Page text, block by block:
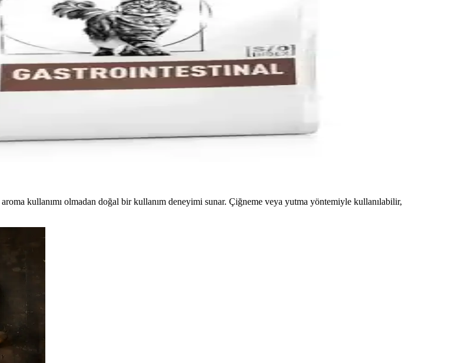
İçin Doğal Yöntemler
elektrolit dengesini sağlıyor. Uzun süre saklama ve pratik kullanım avantajları sunuyor.
Takviyesi
enerji desteği, dayanıklılık ve hızlı toparlanmayı destekler; kolay karışım ve Türkiye menşei güvenilirlik
tam diyet
ve enerji yoğunluğu ile akut dönem ve iyileşme süreçlerinde beslenmeyi destekler; veteriner gözetiminde
kullanımı olmadan doğal bir kullanım deneyimi sunar. Çiğneme veya yutma yöntemiyle kullanılabilir,